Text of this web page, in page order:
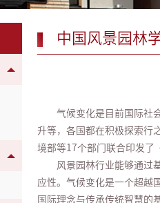
中国风景园林
气候变化是目前国际社
升等，各国都在积极探索行
境部等17个部门联合印发了
风景园林行业能够通过
应性。气候变化是一个超越
国际理念与传承传统智慧的